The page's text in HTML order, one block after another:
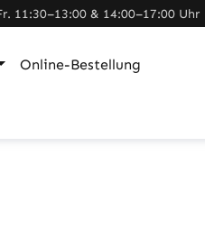
11:30–13:00 & 14:00–17:00 Uhr
Online-Bestellung